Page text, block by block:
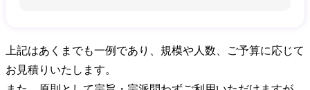
上記はあくまでも一例であり、規模や人数、ご予算に応じて
お見積りいたします。